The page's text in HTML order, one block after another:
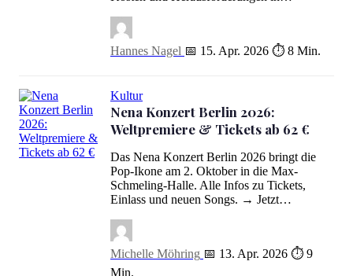
Hannes Nagel 📅 15. Apr. 2026 ⏱ 8 Min.
Nena Konzert Berlin 2026: Weltpremiere & Tickets ab 62 €
Kultur
Nena Konzert Berlin 2026:
Weltpremiere & Tickets ab 62 €
Das Nena Konzert Berlin 2026 bringt die
Pop-Ikone am 2. Oktober in die Max-
Schmeling-Halle. Alle Infos zu Tickets,
Einlass und neuen Songs. → Jetzt…
Michelle Möhring 📅 13. Apr. 2026 ⏱ 9
Min.